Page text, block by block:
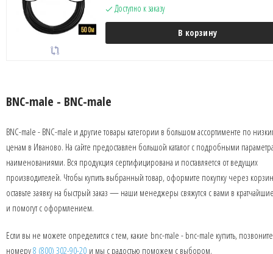
Доступно к заказу
В корзину
BNC-male - BNC-male
BNC-male - BNC-male и другие товары категории в большом ассортименте по
ценам в Иваново. На сайте предоставлен большой каталог с подробными
наименованиями. Вся продукция сертифицирована и поставляется от ведущих
производителей. Чтобы купить выбранный товар, оформите покупку через
оставьте заявку на быстрый заказ — наши менеджеры свяжутся с вами в
и помогут с оформлением.
Если вы не можете определится с тем, какие bnc-male - bnc-male купить,
номеру8 (800) 302-90-20 и мы с радостью поможем с выбором.